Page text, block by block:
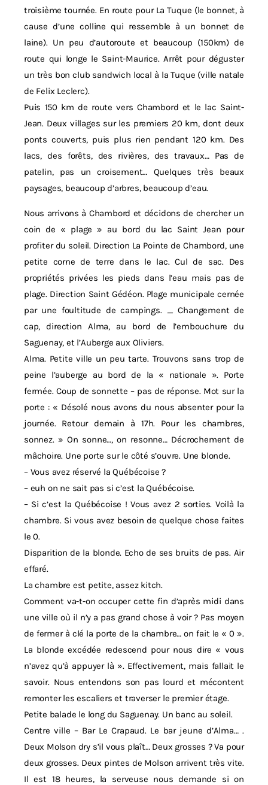
troisième tournée. En route pour La Tuque (le bonnet, à
cause d’une colline qui ressemble à un bonnet de
laine). Un peu d’autoroute et beaucoup (150km) de
route qui longe le Saint-Maurice. Arrêt pour déguster
un très bon club sandwich local à la Tuque (ville natale
de Felix Leclerc).
Puis 150 km de route vers Chambord et le lac Saint-
Jean. Deux villages sur les premiers 20 km, dont deux
ponts couverts, puis plus rien pendant 120 km. Des
lacs, des forêts, des rivières, des travaux… Pas de
patelin, pas un croisement… Quelques très beaux
paysages, beaucoup d’arbres, beaucoup d’eau.
Nous arrivons à Chambord et décidons de chercher un
coin de « plage » au bord du lac Saint Jean pour
profiter du soleil. Direction La Pointe de Chambord, une
petite corne de terre dans le lac. Cul de sac. Des
propriétés privées les pieds dans l’eau mais pas de
plage. Direction Saint Gédéon. Plage municipale cernée
par une foultitude de campings. _ Changement de
cap, direction Alma, au bord de l’embouchure du
Saguenay, et l’Auberge aux Oliviers.
Alma. Petite ville un peu tarte. Trouvons sans trop de
peine l’auberge au bord de la « nationale ». Porte
fermée. Coup de sonnette – pas de réponse. Mot sur la
porte : « Désolé nous avons du nous absenter pour la
journée. Retour demain à 17h. Pour les chambres,
sonnez. » On sonne…, on resonne… Décrochement de
mâchoire. Une porte sur le côté s’ouvre. Une blonde.
– Vous avez réservé la Québécoise ?
– euh on ne sait pas si c’est la Québécoise.
– Si c’est la Québécoise ! Vous avez 2 sorties. Voilà la
chambre. Si vous avez besoin de quelque chose faites
le 0.
Disparition de la blonde. Echo de ses bruits de pas. Air
effaré.
La chambre est petite, assez kitch.
Comment va-t-on occuper cette fin d’après midi dans
une ville où il n’y a pas grand chose à voir ? Pas moyen
de fermer à clé la porte de la chambre… on fait le « 0 ».
La blonde excédée redescend pour nous dire « vous
n’avez qu’à appuyer là ». Effectivement, mais fallait le
savoir. Nous entendons son pas lourd et mécontent
remonter les escaliers et traverser le premier étage.
Petite balade le long du Saguenay. Un banc au soleil.
Centre ville – Bar Le Crapaud. Le bar jeune d’Alma… .
Deux Molson dry s’il vous plaît… Deux grosses ? Va pour
deux grosses. Deux pintes de Molson arrivent très vite.
Il est 18 heures, la serveuse nous demande si on